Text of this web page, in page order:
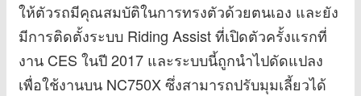
ให้ตัวรถมีคุณสมบัติในการทรงตัวด้วยตนเอง และยัง
มีการติดตั้งระบบ Riding Assist ที่เปิดตัวครั้งแรกที่
งาน CES ในปี 2017 และระบบนี้ถูกนำไปดัดแปลง
เพื่อใช้งานบน NC750X ซึ่งสามารถปรับมุมเลี้ยวได้